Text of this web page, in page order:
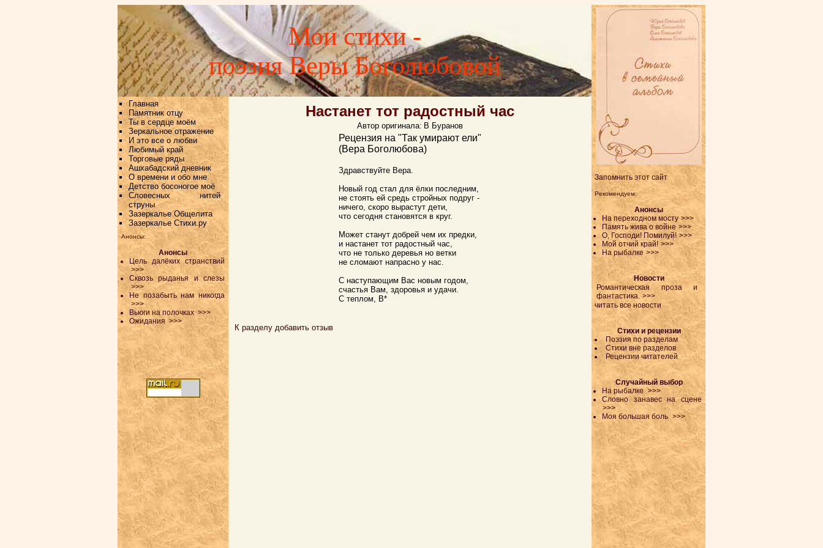
Мои стихи -
поэзия Веры Боголюбовой
Запомнить этот сайт
Рекомендуем:
Анонсы
На переходном мосту >>>
Память жива о войне >>>
О, Господи! Помилуй!>>>
Мой отчий край! >>>
На рыбалке >>>
Новости
Романтическая проза и
фантастика. >>>
читать все новости
Стихи и рецензии
Поэзия по разделам
Стихи вне разделов
Рецензии читателей
Случайный выбор
На рыбалке >>>
Словно занавес на сцене
>>>
Моя большая боль >>>
Главная
Памятник отцу
Ты в сердце моём
Зеркальное отражение
И это все о любви
Любимый край
Торговые ряды
Ашхабадский дневник
О времени и обо мне
Детство босоногое моё
Словесных нитей
струны
Зазеркалье Общелита
Зазеркалье Стихи.ру
Анонсы:
Анонсы
Цель далёких странствий
>>>
Сквозь рыданья и слезы
>>>
Не позабыть нам никогда
>>>
Вьюги на полочках >>>
Ожидания >>>
Настанет тот радостный час
Автор оригинала: В Буранов
Рецензия на "Так умирают ели"
(Вера Боголюбова)
Здравствуйте Вера.
Новый год стал для ёлки последним,
не стоять ей средь стройных подруг -
ничего, скоро вырастут дети,
что сегодня становятся в круг.
Может станут добрей чем их предки,
и настанет тот радостный час,
что не только деревья но ветки
не сломают напрасно у нас.
С наступающим Вас новым годом,
счастья Вам, здоровья и удачи.
С теплом, В*
К разделу добавить отзыв